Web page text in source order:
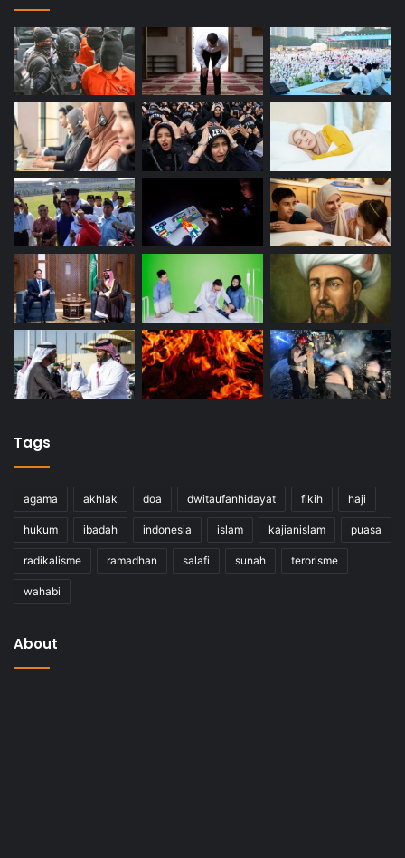
Tags
agama akhlak doa dwitaufanhidayat fikih haji
hukum ibadah indonesia islam kajianislam puasa
radikalisme ramadhan salafi sunah terorisme
wahabi
About